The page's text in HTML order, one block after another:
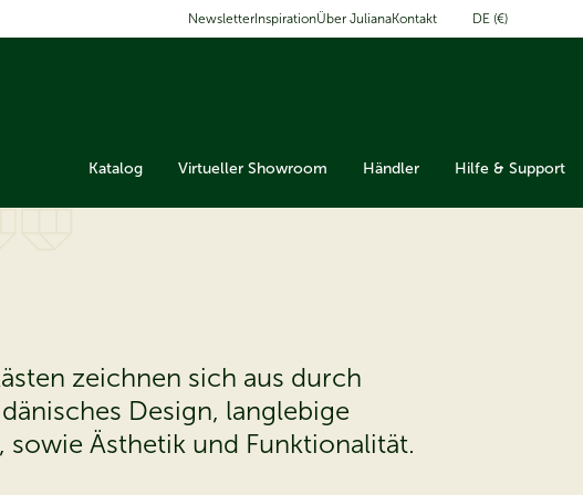
Newsletter InspirationÜber JulianaKontakt DE (€)
Katalog Virtueller Showroom Händler Hilfe & Support
zeichnen sich aus durch
Design, langlebige
sowie Ästhetik und Funktionalität.